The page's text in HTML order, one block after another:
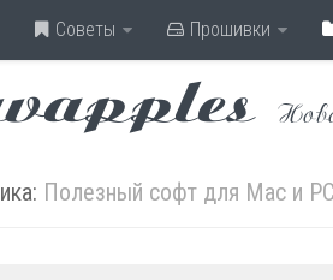
Советы Прошивки
Полезный софт для Mac и PC